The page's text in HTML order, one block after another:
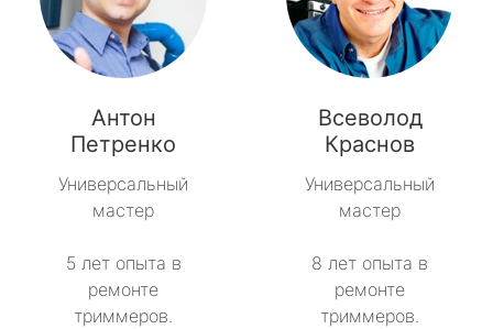
Антон
Петренко
Универсальный
мастер
5 лет опыта в
ремонте
триммеров.
Всеволод
Краснов
Универсальный
мастер
8 лет опыта в
ремонте
триммеров.